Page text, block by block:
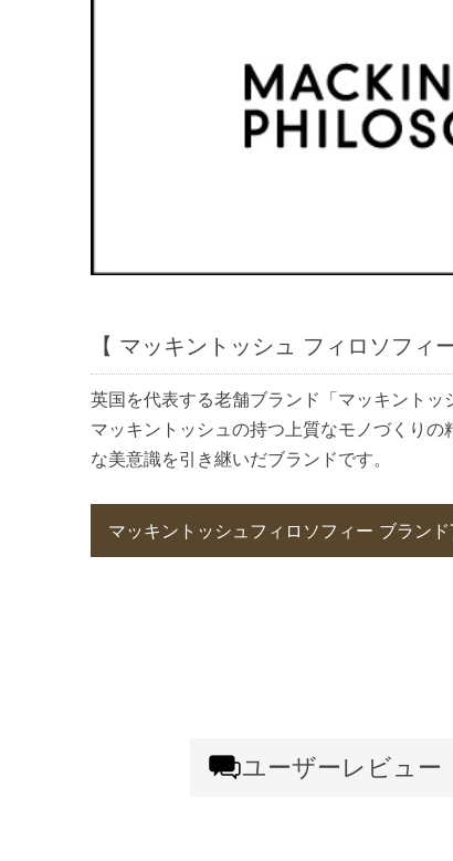
【 マッキントッシュ フィロソフィー
英国を代表する老舗ブランド「マッキントッ
マッキントッシュの持つ上質なモノづくり
な美意識を引き継いだブランドです。
マッキントッシュフィロソフィー ブラン
ユーザーレビュー